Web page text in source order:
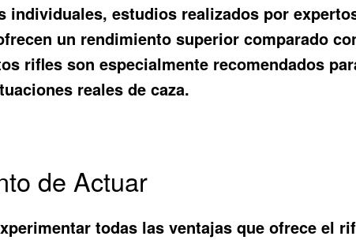
individuales, estudios realizados por
un rendimiento superior comparado
rifles son especialmente recomendados
reales de caza.
de Actuar
todas las ventajas que ofrece el